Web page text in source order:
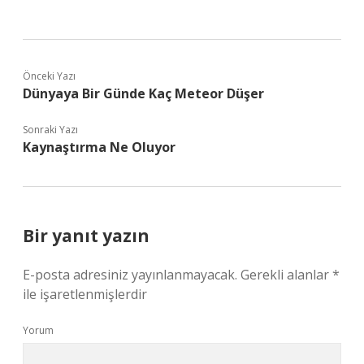
Önceki Yazı
Dünyaya Bir Günde Kaç Meteor Düşer
Sonraki Yazı
Kaynaştırma Ne Oluyor
Bir yanıt yazın
E-posta adresiniz yayınlanmayacak. Gerekli alanlar*
ile işaretlenmişlerdir
Yorum